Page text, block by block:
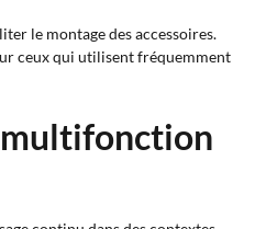
le montage des accessoires.
ceux qui utilisent fréquemment
multifonction